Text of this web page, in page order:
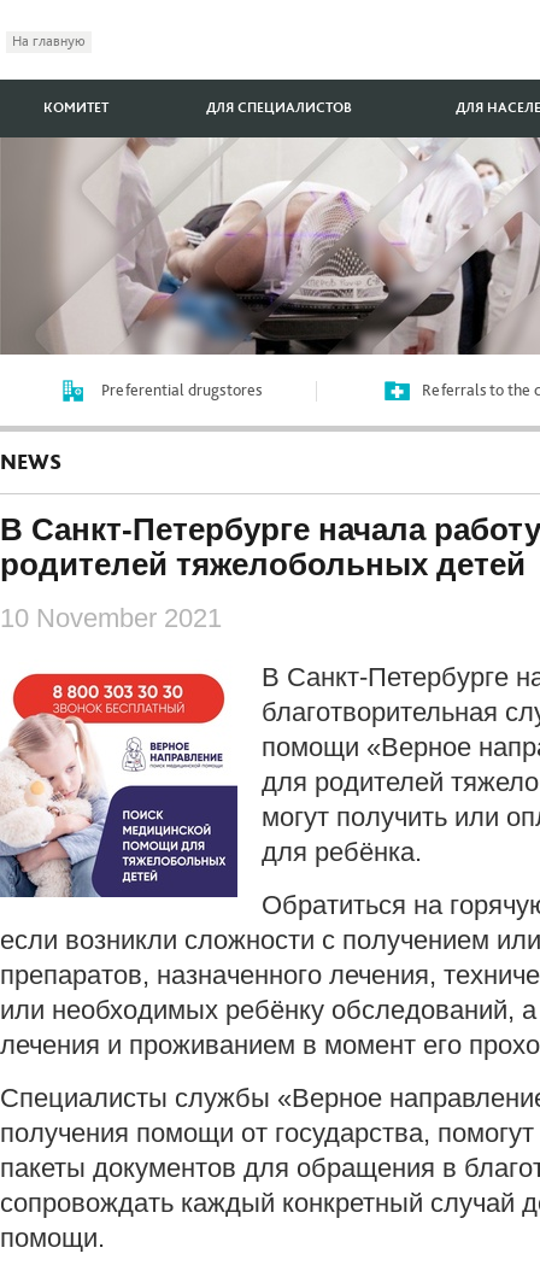
На главную
КОМИТЕТ ДЛЯ СПЕЦИАЛИСТОВ ДЛЯ
Preferential drugstores Referrals to the
NEWS
В Санкт-Петербурге начала
родителей тяжелобольных детей
10 November 2021
В Санкт-Петербурге
благотворительная
помощи «Верное
для родителей
могут получить или
для ребёнка.
Обратиться на
если возникли сложности с получением
препаратов, назначенного лечения,
или необходимых ребёнку обследований,
лечения и проживанием в момент его
Специалисты службы «Верное
получения помощи от государства,
пакеты документов для обращения в
сопровождать каждый конкретный случай
помощи.